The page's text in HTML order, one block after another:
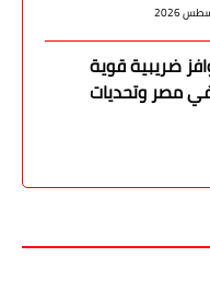
ضريبية قوية
مصر وتحديات